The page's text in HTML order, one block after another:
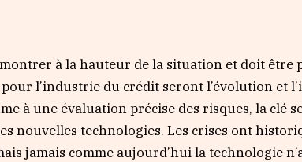
à la hauteur de la situation et doit être
l’industrie du crédit seront l’évolution et
à une évaluation précise des risques, la clé
nouvelles technologies. Les crises ont
jamais comme aujourd’hui la technologie